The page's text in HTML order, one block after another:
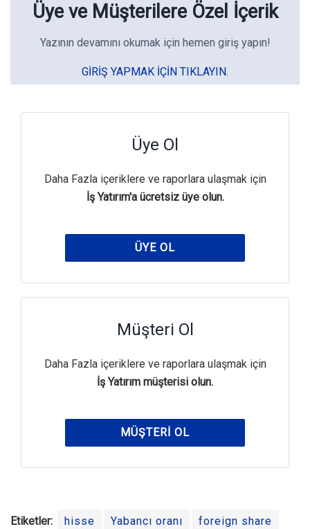
Üye ve Müşterilere Özel İçerik
Yazının devamını okumak için hemen giriş yapın!
GIRIŞ YAPMAK IÇIN TIKLAYIN.
Üye Ol
Daha Fazla içeriklere ve raporlara ulaşmak için
İş Yatırım'a ücretsiz üye olun.
ÜYE OL
Müşteri Ol
Daha Fazla içeriklere ve raporlara ulaşmak için
İş Yatırım müşterisi olun.
MÜŞTERI OL
Etiketler: hisse Yabancı oranı foreign share